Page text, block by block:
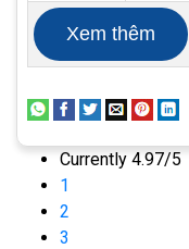
hố. Chế độ này
chứa để che trục
biến của loại máy
Xem thêm
Currently 4.97/5
1
2
3